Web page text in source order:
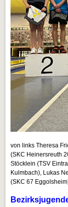
von links Theresa
(SKC Heinersreuth
Stöcklein (TSV
Kulmbach), Lukas
(SKC 67